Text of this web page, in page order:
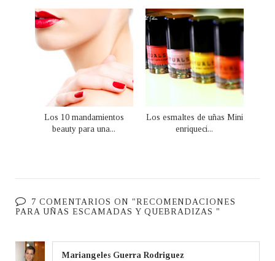
Los 10 mandamientos
beauty para una...
Los esmaltes de uñas Mini
enriqueci...
7 COMENTARIOS ON "RECOMENDACIONES
PARA UÑAS ESCAMADAS Y QUEBRADIZAS "
Mariangeles Guerra Rodriguez